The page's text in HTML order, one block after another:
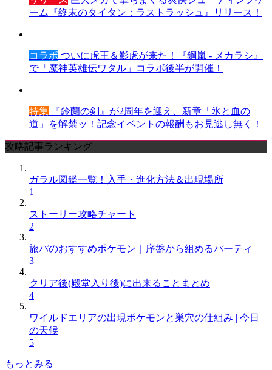
ーム『終末のタイタン：ラストラッシュ』リリース！
コラボ ついに虎王＆影虎が来た！『鋼嵐 - メカラシ』
で「魔神英雄伝ワタル」コラボ後半が開催！
特集 『鈴蘭の剣』が2周年を迎え、新章「氷と血の
道」を解禁ッ！記念イベントの報酬もお見逃し無く！
攻略記事ランキング
ガラル図鑑一覧！入手・進化方法＆出現場所
1
ストーリー攻略チャート
2
旅パのおすすめポケモン｜序盤から組めるパーティ
3
クリア後(殿堂入り後)に出来ることまとめ
4
ワイルドエリアの出現ポケモンと巣穴の仕組み | 今日
の天候
5
もっとみる